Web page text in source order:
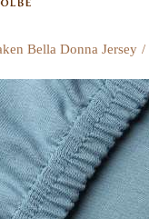
Bella Donna Jersey